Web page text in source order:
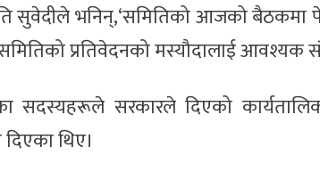
सुवेदीले भनिन्,‘समितिको आजको बैठकमा
प्रतिवेदनको मस्यौदालाई आवश्यक
सदस्यहरूले सरकारले दिएको
थिए।